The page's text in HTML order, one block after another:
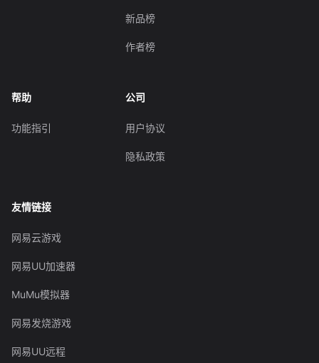
新品榜
作者榜
帮助
功能指引
公司
用户协议
隐私政策
友情链接
网易云游戏
网易UU加速器
MuMu模拟器
网易发烧游戏
网易UU远程